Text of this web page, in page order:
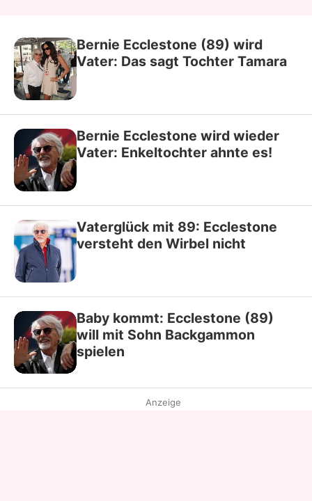
Bernie Ecclestone (89) wird
Vater: Das sagt Tochter Tamara
Bernie Ecclestone wird wieder
Vater: Enkeltochter ahnte es!
Vaterglück mit 89: Ecclestone
versteht den Wirbel nicht
Baby kommt: Ecclestone (89)
will mit Sohn Backgammon
spielen
Anzeige